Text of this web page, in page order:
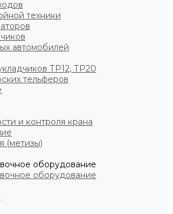
техники
автомобилей
ТР12, ТР20
тельферов
и контроля крана
(метизы)
оборудование
оборудование